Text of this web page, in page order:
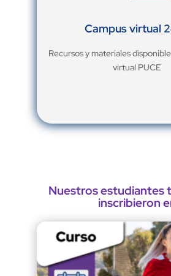
Campus virtual
Recursos y materiales
virtual PUCE
Nuestros estudiantes
inscribieron